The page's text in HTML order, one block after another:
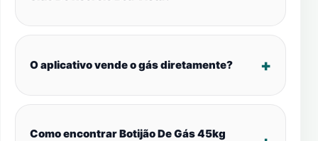
O aplicativo vende o gás diretamente?
Como encontrar Botijão De Gás 45kg